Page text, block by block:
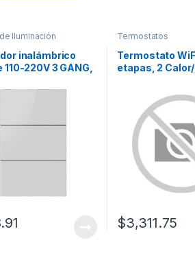
Iluminación
inalámbrico
110-220V 3 GANG,
Termostatos
Termostato
etapas, 2 Calor/
$3,311.75